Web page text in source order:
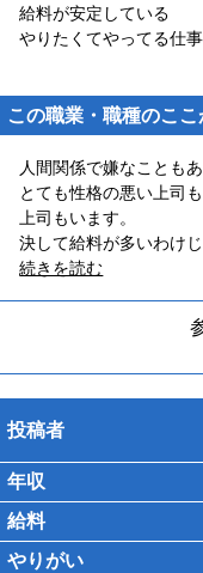
給料が安定している
やりたくてやってる仕
この職業・職種のこ
人間関係で嫌なことも
とても性格の悪い上司
上司もいます。
決して給料が多いわけ
続きを読む
投稿者
年収
給料
やりがい